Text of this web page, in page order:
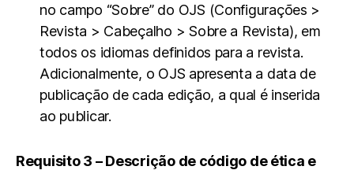
no campo “Sobre” do OJS (Configurações >
Revista > Cabeçalho > Sobre a Revista), em
todos os idiomas definidos para a revista.
Adicionalmente, o OJS apresenta a data de
publicação de cada edição, a qual é inserida
ao publicar.
Requisito 3 – Descrição de código de ética e